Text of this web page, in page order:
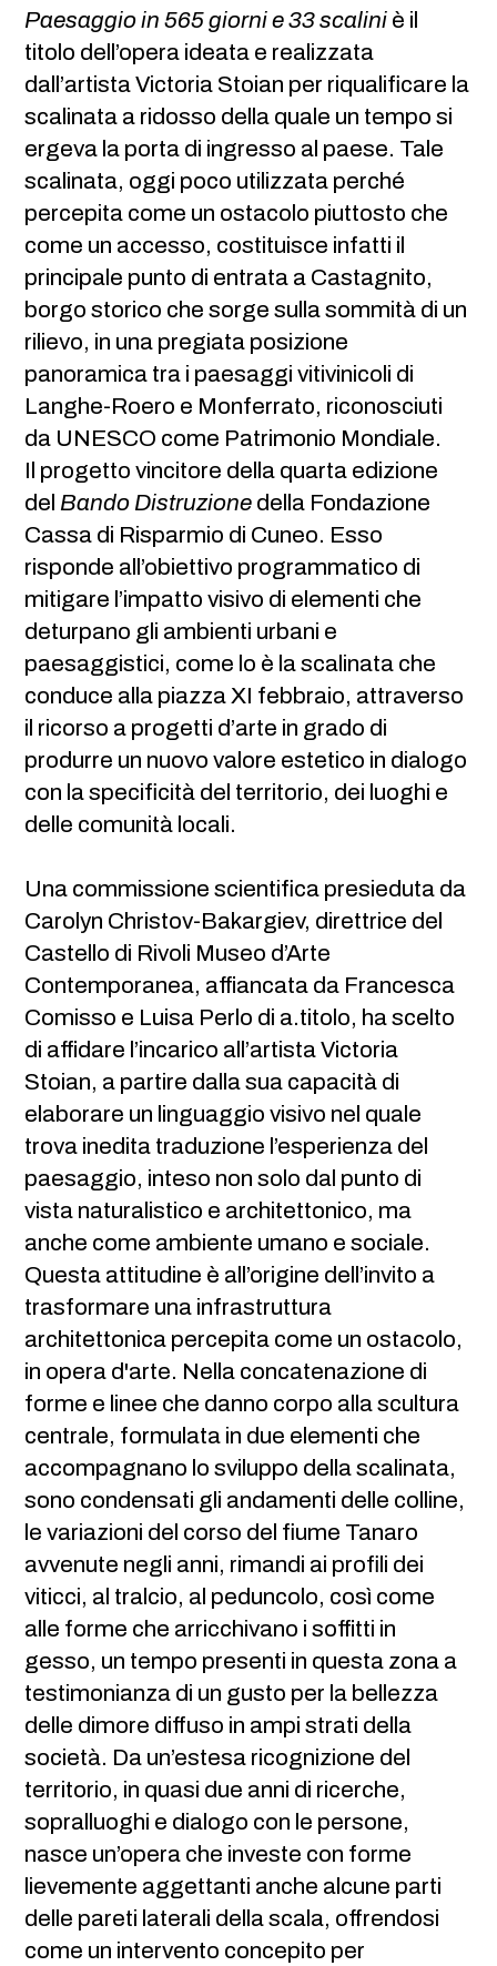
Paesaggio in 565 giorni e 33 scaliniè il
titolo dell’opera ideata e realizzata
dall’artista Victoria Stoian per riqualificare la
scalinata a ridosso della quale un tempo si
ergeva la porta di ingresso al paese. Tale
scalinata, oggi poco utilizzata perché
percepita come un ostacolo piuttosto che
come un accesso, costituisce infatti il
principale punto di entrata a Castagnito,
borgo storico che sorge sulla sommità di un
rilievo, in una pregiata posizione
panoramica tra i paesaggi vitivinicoli di
Langhe-Roero e Monferrato, riconosciuti
da UNESCO come Patrimonio Mondiale.
Il progetto vincitore della quarta edizione
delBando Distruzionedella Fondazione
Cassa di Risparmio di Cuneo. Esso
risponde all’obiettivo programmatico di
mitigare l’impatto visivo di elementi che
deturpano gli ambienti urbani e
paesaggistici, come lo è la scalinata che
conduce alla piazza XI febbraio, attraverso
il ricorso a progetti d’arte in grado di
produrre un nuovo valore estetico in dialogo
con la specificità del territorio, dei luoghi e
delle comunità locali.
Una commissione scientifica presieduta da
Carolyn Christov-Bakargiev, direttrice del
Castello di Rivoli Museo d’Arte
Contemporanea, affiancata da Francesca
Comisso e Luisa Perlo di a.titolo, ha scelto
di affidare l’incarico all’artista Victoria
Stoian, a partire dalla sua capacità di
elaborare un linguaggio visivo nel quale
trova inedita traduzione l’esperienza del
paesaggio, inteso non solo dal punto di
vista naturalistico e architettonico, ma
anche come ambiente umano e sociale.
Questa attitudine è all’origine dell’invito a
trasformare una infrastruttura
architettonica percepita come un ostacolo,
in opera d'arte. Nella concatenazione di
forme e linee che danno corpo alla scultura
centrale, formulata in due elementi che
accompagnano lo sviluppo della scalinata,
sono condensati gli andamenti delle colline,
le variazioni del corso del fiume Tanaro
avvenute negli anni, rimandi ai profili dei
viticci, al tralcio, al peduncolo, così come
alle forme che arricchivano i soffitti in
gesso, un tempo presenti in questa zona a
testimonianza di un gusto per la bellezza
delle dimore diffuso in ampi strati della
società. Da un’estesa ricognizione del
territorio, in quasi due anni di ricerche,
sopralluoghi e dialogo con le persone,
nasce un’opera che investe con forme
lievemente aggettanti anche alcune parti
delle pareti laterali della scala, offrendosi
come un intervento concepito per